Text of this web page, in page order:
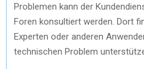
Problemen kann der
Foren konsultiert werden. Dort
Experten oder anderen
technischen Problem